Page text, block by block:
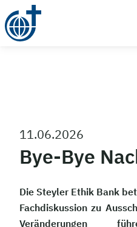
11.06.2026
Bye-Bye
Die Steyler Ethik Bank
Fachdiskussion zu
Veränderungen